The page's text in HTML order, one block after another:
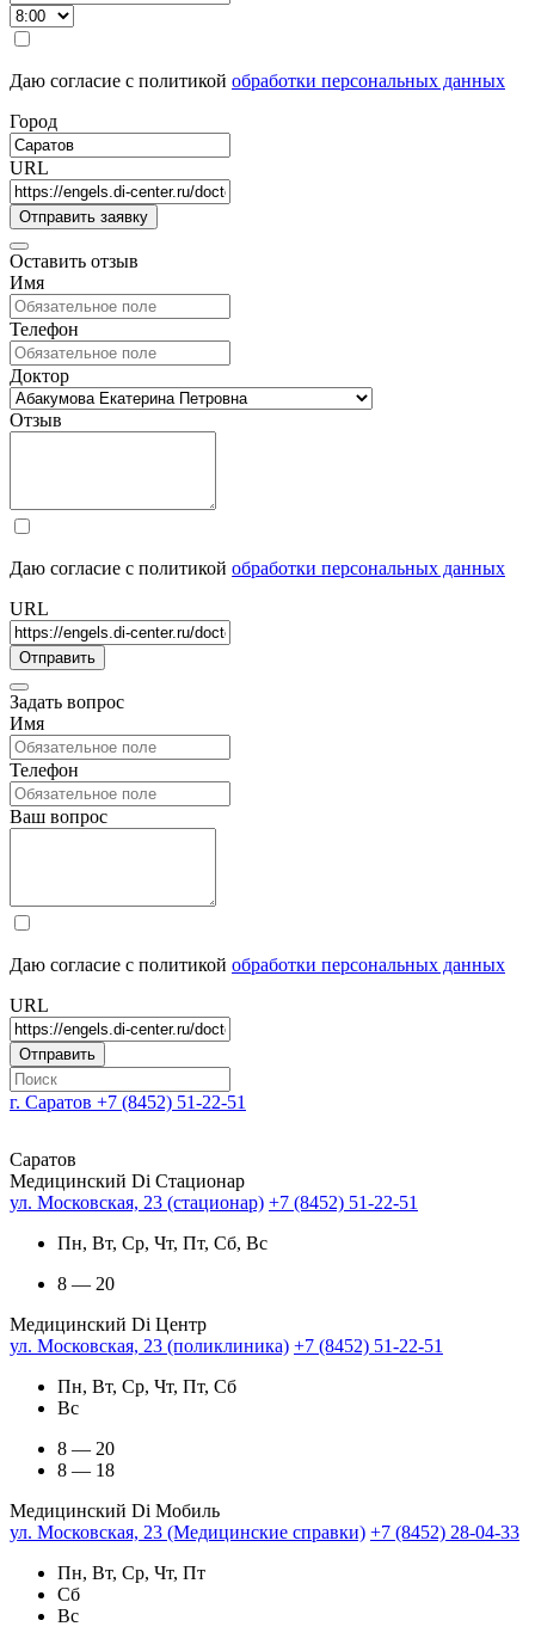
Даю согласие с политикой обработки персональных данных
Город
URL
Оставить отзыв
Имя
Телефон
Доктор
Отзыв
Даю согласие с политикой обработки персональных данных
URL
Задать вопрос
Имя
Телефон
Ваш вопрос
Даю согласие с политикой обработки персональных данных
URL
г. Саратов +7 (8452) 51-22-51
Саратов
Медицинский Di Стационар
ул. Московская, 23 (стационар) +7 (8452) 51-22-51
Пн, Вт, Ср, Чт, Пт, Сб, Вс
8 — 20
Медицинский Di Центр
ул. Московская, 23 (поликлиника) +7 (8452) 51-22-51
Пн, Вт, Ср, Чт, Пт, Сб
Вс
8 — 20
8 — 18
Медицинский Di Мобиль
ул. Московская, 23 (Медицинские справки) +7 (8452) 28-04-33
Пн, Вт, Ср, Чт, Пт
Сб
Вс